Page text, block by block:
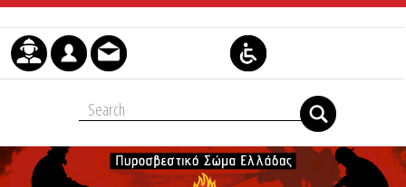
Skip to Content